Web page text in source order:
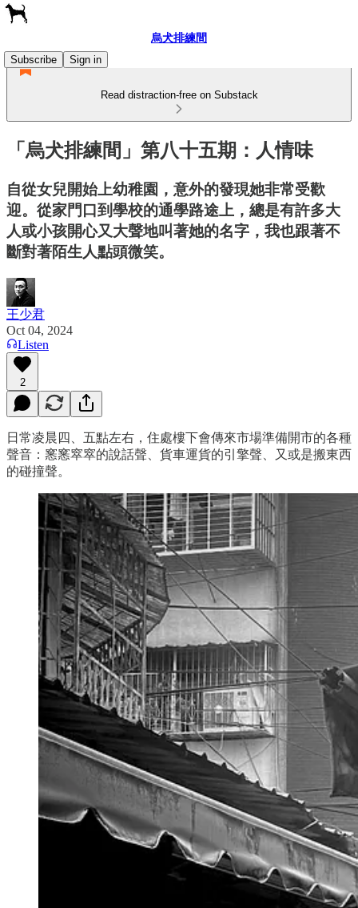
烏犬排練間
Subscribe
Sign in
Read distraction-free on Substack
「烏犬排練間」第八十五期：人情味
自從女兒開始上幼稚園，意外的發現她非常受歡
迎。從家門口到學校的通學路途上，總是有許多大
人或小孩開心又大聲地叫著她的名字，我也跟著不
斷對著陌生人點頭微笑。
王少君
Oct 04, 2024
Listen
2
日常凌晨四、五點左右，住處樓下會傳來市場準備開市的各種
聲音：窸窸窣窣的說話聲、貨車運貨的引擎聲、又或是搬東西
的碰撞聲。